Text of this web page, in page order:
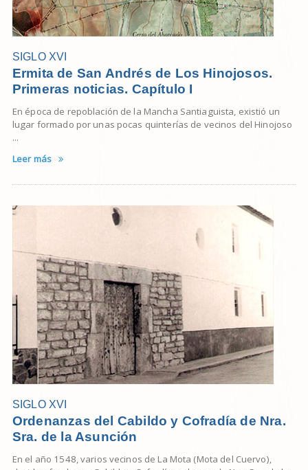
SIGLO XVI
Ermita de San Andrés de Los Hinojosos.
Primeras noticias. Capítulo I
En época de repoblación de la Mancha Santiaguista, existió un
lugar formado por unas pocas quinterías de vecinos del Hinojoso
...
Leer más
SIGLO XVI
Ordenanzas del Cabildo y Cofradía de Nra.
Sra. de la Asunción
En el año 1548, varios vecinos de La Mota (Mota del Cuervo),